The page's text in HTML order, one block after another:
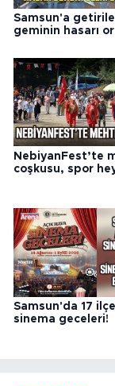
Samsun'a
geminin hasarı
NebiyanFest’te
coşkusu, spor
Samsun'da 17
sinema geceleri!